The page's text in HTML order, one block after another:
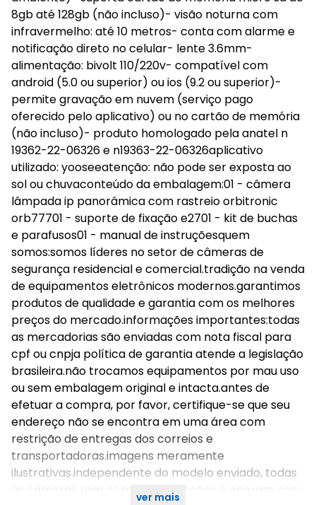
8gb até 128gb (não incluso)- visão noturna com
infravermelho: até 10 metros- conta com alarme e
notificação direto no celular- lente 3.6mm-
alimentação: bivolt 110/220v- compatível com
android (5.0 ou superior) ou ios (9.2 ou superior)-
permite gravação em nuvem (serviço pago
oferecido pelo aplicativo) ou no cartão de memória
(não incluso)- produto homologado pela anatel n
19362-22-06326 e n19363-22-06326aplicativo
utilizado: yooseeatenção: não pode ser exposta ao
sol ou chuvaconteúdo da embalagem:01 - câmera
lâmpada ip panorâmica com rastreio orbitronic
orb77701 - suporte de fixação e2701 - kit de buchas
e parafusos01 - manual de instruçõesquem
somos:somos líderes no setor de câmeras de
segurança residencial e comercial.tradição na venda
de equipamentos eletrônicos modernos.garantimos
produtos de qualidade e garantia com os melhores
preços do mercado.informações importantes:todas
as mercadorias são enviadas com nota fiscal para
cpf ou cnpja política de garantia atende a legislação
brasileira.não trocamos equipamentos por mau uso
ou sem embalagem original e intacta.antes de
efetuar a compra, por favor, certifique-se que seu
endereço não se encontra em uma área com
restrição de entregas dos correios e
transportadoras.imagens meramente
ilustrativas.independente do modelo enviado, todas
as câmeras tem as mesmas funções e operam com
ver mais